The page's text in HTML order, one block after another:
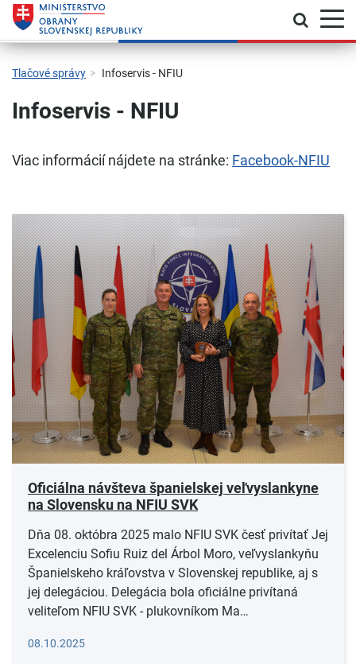
Skočiť na hlavnú navigáciu
Skočiť na obsah
Skočiť na bočný panel
Skočiť na pätičku
Kontakt
Prehlásenie o prístupnosti
Tlačové správy Infoservis - NFIU
Infoservis - NFIU
Viac informácií nájdete na stránke: Facebook-NFIU
Oficiálna návšteva španielskej veľvyslankyne
na Slovensku na NFIU SVK
Dňa 08. októbra 2025 malo NFIU SVK česť privítať Jej
Excelenciu Sofiu Ruiz del Árbol Moro, veľvyslankyňu
Španielskeho kráľovstva v Slovenskej republike, aj s
jej delegáciou. Delegácia bola oficiálne privítaná
veliteľom NFIU SVK - plukovníkom Ma…
08.10.2025Čítať viac